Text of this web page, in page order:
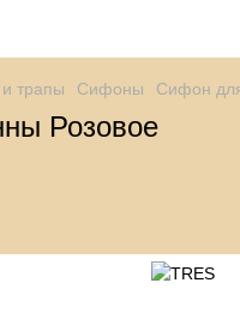
трапы Сифоны Сифон
Розовое